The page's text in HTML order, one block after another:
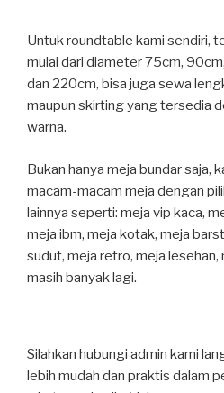
Untuk roundtable kami sendiri,
mulai dari diameter 75cm,
dan 220cm, bisa juga sewa
maupun skirting yang tersedia
warna.
Bukan hanya meja bundar saja,
macam-macam meja dengan
lainnya seperti: meja vip kaca,
meja ibm, meja kotak, meja
sudut, meja retro, meja lesehan,
masih banyak lagi.
Silahkan hubungi admin kami
lebih mudah dan praktis dalam